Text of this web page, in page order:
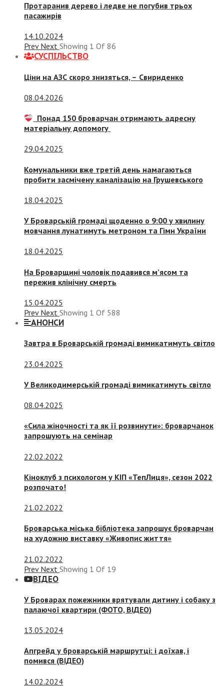
Протаранив дерево і ледве не погубив трьох
пасажирів
14.10.2024
Prev Next Showing 1 Of 86
СУСПIЛЬСТВО
Ціни на АЗС скоро знизяться, – Свириденко
08.04.2026
Понад 150 броварчан отримають адресну
матеріальну допомогу
29.04.2025
Комунальники вже третій день намагаються
пробити засмічену каналізацію на Грушевського
18.04.2025
У Броварській громаді щоденно о 9:00 у хвилину
мовчання лунатимуть метроном та Гімн України
18.04.2025
На Броварщині чоловік подавився м’ясом та
пережив клінічну смерть
15.04.2025
Prev Next Showing 1 Of 588
АНОНСИ
Завтра в Броварській громаді вимикатимуть світло
23.04.2025
У Великодимерській громаді вимикатимуть світло
08.04.2025
«Сила жіночності та як її розвинути»: броварчанок
запрошують на семінар
22.02.2022
Кіноклуб з психологом у КІП «ТепЛиця», сезон 2022
розпочато!
21.02.2022
Броварська міська бібліотека запрошує броварчан
на художню виставку «Живопис життя»
21.02.2022
Prev Next Showing 1 Of 19
ВІДЕО
У Броварах пожежники врятували дитину і собаку з
палаючої квартири (ФОТО, ВІДЕО)
13.05.2024
Апгрейд у броварській маршрутці: і доїхав, і
помився (ВІДЕО)
14.02.2024